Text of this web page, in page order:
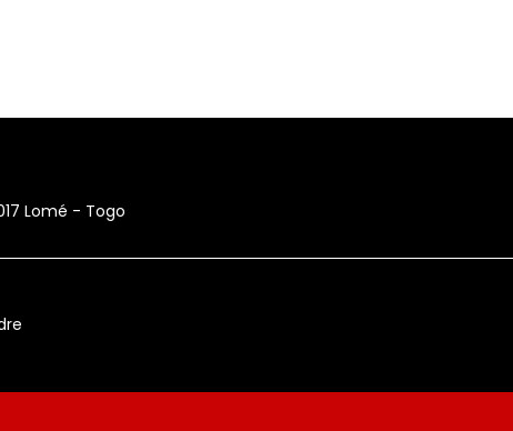
Lomé - Togo